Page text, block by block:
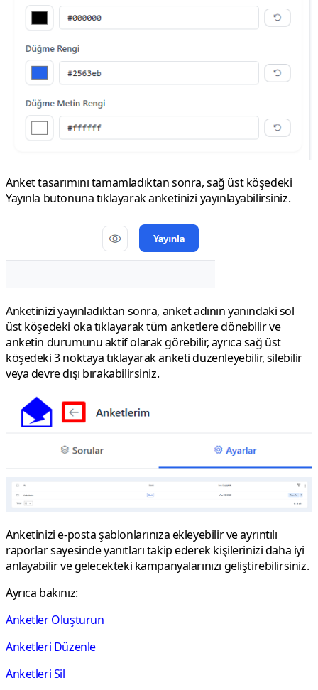
Anket tasarımını tamamladıktan sonra, sağ üst köşedeki
Yayınla butonuna tıklayarak anketinizi yayınlayabilirsiniz.
Anketinizi yayınladıktan sonra, anket adının yanındaki sol
üst köşedeki oka tıklayarak tüm anketlere dönebilir ve
anketin durumunuaktifolarak görebilir, ayrıca sağ üst
köşedeki 3 noktaya tıklayarak anketidüzenleyebilir,silebilir
veyadevre dışı bırakabilirsiniz.
Anketinizi e-posta şablonlarınıza ekleyebilir ve ayrıntılı
raporlar sayesinde yanıtları takip ederek kişilerinizi daha iyi
anlayabilir ve gelecekteki kampanyalarınızı geliştirebilirsiniz.
Ayrıca bakınız:
Anketler Oluşturun
Anketleri Düzenle
Anketleri Sil